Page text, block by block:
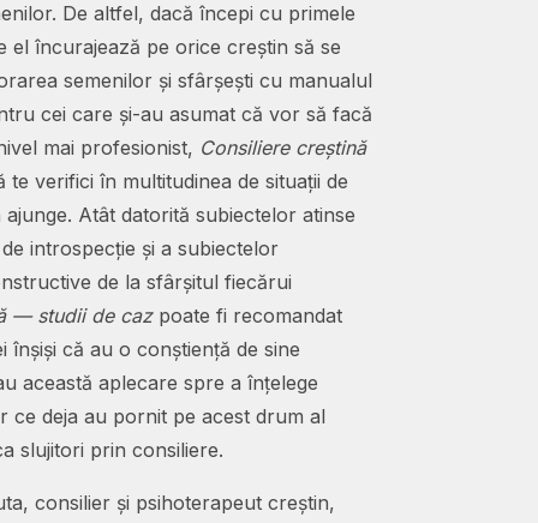
De altfel, dacă începi cu primele
el încurajează pe orice creștin să se
semenilor și sfârșești cu manualul
cei care și-au asumat că vor să facă
mai profesionist, Consiliere creștină
te verifici în multitudinea de situații de
Atât datorită subiectelor atinse
introspecție și a subiectelor
de la sfârșitul fiecărui
— studii de cazpoate fi recomandat
înșiși că au o conștiență de sine
această aplecare spre a înțelege
ce deja au pornit pe acest drum al
slujitori prin consiliere.
consilier și psihoterapeut creștin,